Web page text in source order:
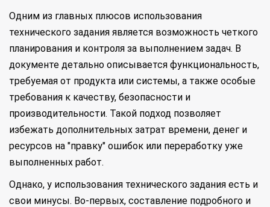
Одним из главных плюсов использования
технического задания является возможность четкого
планирования и контроля за выполнением задач. В
документе детально описывается функциональность,
требуемая от продукта или системы, а также особые
требования к качеству, безопасности и
производительности. Такой подход позволяет
избежать дополнительных затрат времени, денег и
ресурсов на "правку" ошибок или переработку уже
выполненных работ.
Однако, у использования технического задания есть и
свои минусы. Во-первых, составление подробного и